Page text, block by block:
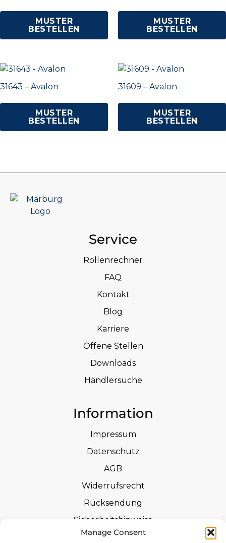
Manage Consent
MUSTER
BESTELLEN
MUSTER
BESTELLEN
31643 – Avalon
MUSTER
BESTELLEN
31609 – Avalon
MUSTER
BESTELLEN
Service
Rollenrechner
FAQ
Kontakt
Blog
Karriere
Offene Stellen
Downloads
Händlersuche
Information
Impressum
Datenschutz
AGB
Widerrufsrecht
Rücksendung
Sicherheitshinweise
Zertifizierungen